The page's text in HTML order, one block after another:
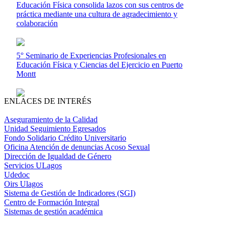
Educación Física consolida lazos con sus centros de
práctica mediante una cultura de agradecimiento y
colaboración
5° Seminario de Experiencias Profesionales en
Educación Física y Ciencias del Ejercicio en Puerto
Montt
ENLACES DE INTERÉS
Aseguramiento de la Calidad
Unidad Seguimiento Egresados
Fondo Solidario Crédito Universitario
Oficina Atención de denuncias Acoso Sexual
Dirección de Igualdad de Género
Servicios ULagos
Udedoc
Oirs Ulagos
Sistema de Gestión de Indicadores (SGI)
Centro de Formación Integral
Sistemas de gestión académica